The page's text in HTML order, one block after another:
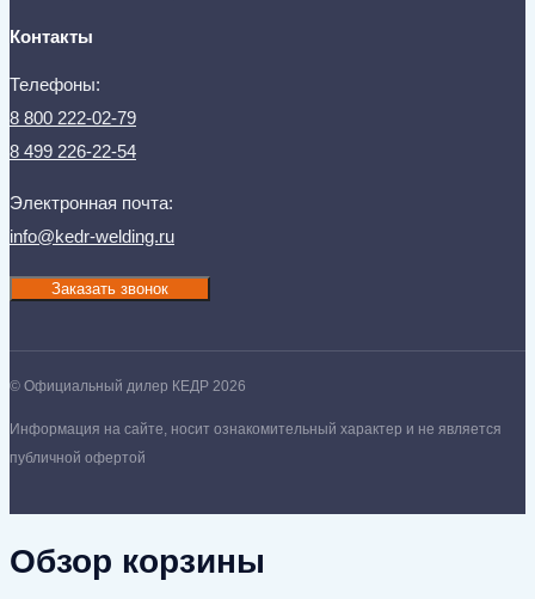
Контакты
Телефоны:
8 800 222-02-79
8 499 226-22-54
Электронная почта:
info@kedr-welding.ru
Заказать звонок
© Официальный дилер КЕДР 2026
Информация на сайте, носит ознакомительный характер и не является
публичной офертой
Обзор корзины